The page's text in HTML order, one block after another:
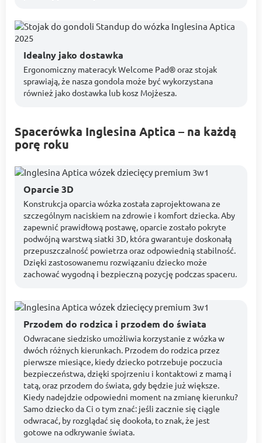
Idealny jako dostawka
Ergonomiczny materacyk Welcome Pad® oraz stojak
sprawiają, że nasza gondola może być wykorzystana
również jako dostawka lub kosz Mojżesza.
Spacerówka Inglesina Aptica – na każdą
porę roku
Oparcie 3D
Konstrukcja oparcia wózka została zaprojektowana ze
szczególnym naciskiem na zdrowie i komfort dziecka. Aby
zapewnić prawidłową postawę, oparcie zostało pokryte
podwójną warstwą siatki 3D, która gwarantuje doskonałą
przepuszczalność powietrza oraz odpowiednią stabilność.
Dzięki zastosowanemu rozwiązaniu dziecko może
zachować wygodną i bezpieczną pozycję podczas spaceru.
Przodem do rodzica i przodem do świata
Odwracane siedzisko umożliwia korzystanie z wózka w
dwóch różnych kierunkach. Przodem do rodzica przez
pierwsze miesiące, kiedy dziecko potrzebuje poczucia
bezpieczeństwa, dzięki spojrzeniu i kontaktowi z mamą i
tatą, oraz przodem do świata, gdy będzie już większe.
Kiedy nadejdzie odpowiedni moment na zmianę kierunku?
Samo dziecko da Ci o tym znać: jeśli zacznie się ciągle
odwracać, by rozglądać się dookoła, to znak, że jest
gotowe na odkrywanie świata.